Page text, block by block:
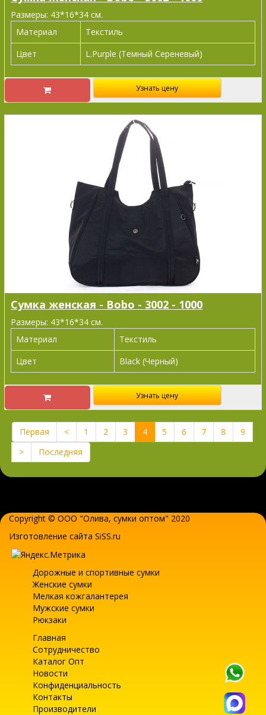
Размеры: 43*16*34 см.
Материал
Текстиль
Цвет
L.Purple (Темный Сереневый)
Узнать цену
Сумка женская - Bobo - 3002 - 1000
Размеры: 43*16*34 см.
Материал
Текстиль
Цвет
Black (Черный)
Узнать цену
Первая < 1 2 3 4 5 6 7 8
9
>
Последняя
Copyright © ООО "Олива, сумки оптом" 2020
Изготовление сайта SiSS.ru
Дорожные и спортивные сумки
Женские сумки
Мелкая кожгалантерея
Мужские сумки
Рюкзаки
Главная
Сотрудничество
Каталог Опт
Новости
Конфиденциальность
Контакты
Производители